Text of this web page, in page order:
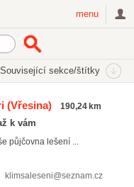
menu
Související sekce/štítky
související štítky
(Vřesina) 190,24 km
k vám
půjčovna lešení ...
klimsaleseni@seznam.cz